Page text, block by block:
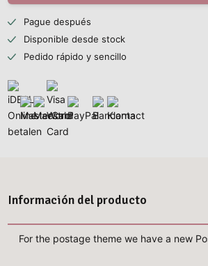
Pague después
Disponible desde stock
Pedido rápido y sencillo
Información del producto
For the postage theme we have a new